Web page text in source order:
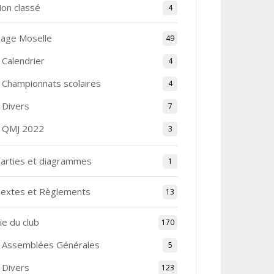
classé 4
Moselle 49
Calendrier 4
Championnats scolaires 4
Divers 7
QMJ 2022 3
et diagrammes 1
et Règlements 13
du club 170
Assemblées Générales 5
Divers 123